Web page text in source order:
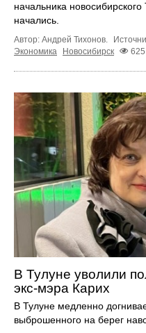
начальника
начались.
Автор: Андрей Тихонов.
Экономика
Новосибирск 625
В Тулуне уволили
экс-мэра Карих
В Тулуне медленно
выброшенного на берег